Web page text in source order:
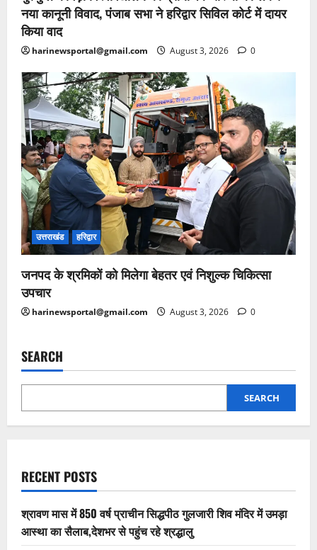
नया कानूनी विवाद, पंजाब सभा ने हरिद्वार सिविल कोर्ट में दायर
किया वाद
harinewsportal@gmail.com August 3, 2026 0
उत्तराखंड हरिद्वार
जनपद के श्रमिकों को मिलेगा बेहतर एवं निशुल्क चिकित्सा
उपचार
harinewsportal@gmail.com August 3, 2026 0
SEARCH
SEARCH
RECENT POSTS
श्रावण मास में 850 वर्ष प्राचीन सिद्धपीठ गुलजारी शिव मंदिर में उमड़ा
आस्था का सैलाब,देशभर से पहुंच रहे श्रद्धालु